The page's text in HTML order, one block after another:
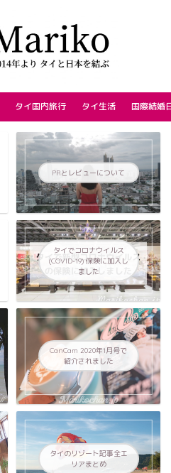
タイ国内旅行 タイ生活 国際結婚
PRとレビューについて
タイでコロナウイルス
(COVID-19) 保険に加入し
ました
CanCam 2020年1月号で
紹介されました
タイのリゾート記事全エ
リアまとめ